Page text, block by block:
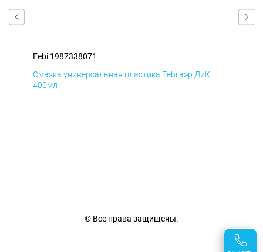
Febi 1987338071
Смазка универсальная пластика Febi аэр ДиК
400мл
© Все права защищены.